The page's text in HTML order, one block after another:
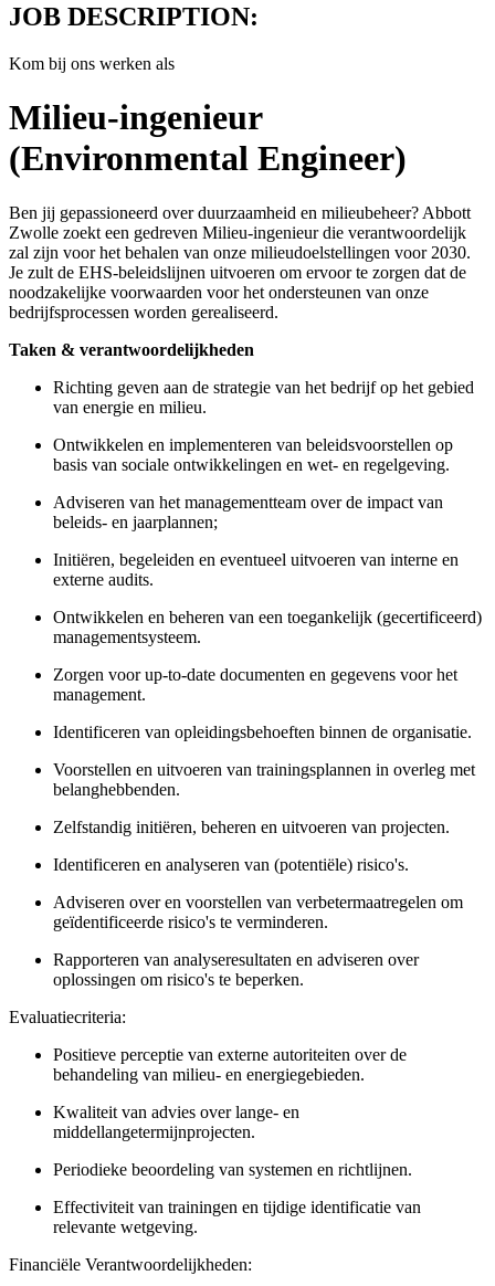
JOB DESCRIPTION:
Kom bij ons werken als
Milieu-ingenieur
(Environmental Engineer)
Ben jij gepassioneerd over duurzaamheid en milieubeheer? Abbott
Zwolle zoekt een gedreven Milieu-ingenieur die verantwoordelijk
zal zijn voor het behalen van onze milieudoelstellingen voor 2030.
Je zult de EHS-beleidslijnen uitvoeren om ervoor te zorgen dat de
noodzakelijke voorwaarden voor het ondersteunen van onze
bedrijfsprocessen worden gerealiseerd.
Taken & verantwoordelijkheden
Richting geven aan de strategie van het bedrijf op het gebied
van energie en milieu.
Ontwikkelen en implementeren van beleidsvoorstellen op
basis van sociale ontwikkelingen en wet- en regelgeving.
Adviseren van het managementteam over de impact van
beleids- en jaarplannen;
Initiëren, begeleiden en eventueel uitvoeren van interne en
externe audits.
Ontwikkelen en beheren van een toegankelijk (gecertificeerd)
managementsysteem.
Zorgen voor up-to-date documenten en gegevens voor het
management.
Identificeren van opleidingsbehoeften binnen de organisatie.
Voorstellen en uitvoeren van trainingsplannen in overleg met
belanghebbenden.
Zelfstandig initiëren, beheren en uitvoeren van projecten.
Identificeren en analyseren van (potentiële) risico's.
Adviseren over en voorstellen van verbetermaatregelen om
geïdentificeerde risico's te verminderen.
Rapporteren van analyseresultaten en adviseren over
oplossingen om risico's te beperken.
Evaluatiecriteria:
Positieve perceptie van externe autoriteiten over de
behandeling van milieu- en energiegebieden.
Kwaliteit van advies over lange- en
middellangetermijnprojecten.
Periodieke beoordeling van systemen en richtlijnen.
Effectiviteit van trainingen en tijdige identificatie van
relevante wetgeving.
Financiële Verantwoordelijkheden: